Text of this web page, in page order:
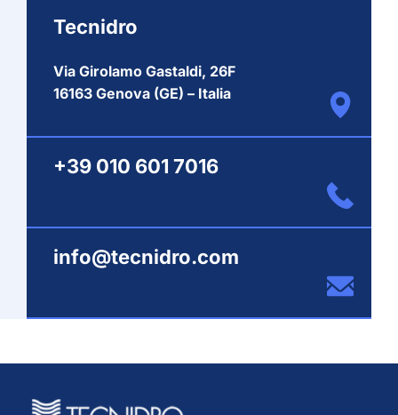
Tecnidro
Via Girolamo Gastaldi, 26F
16163 Genova (GE) – Italia
+39 010 601 7016
info@tecnidro.com